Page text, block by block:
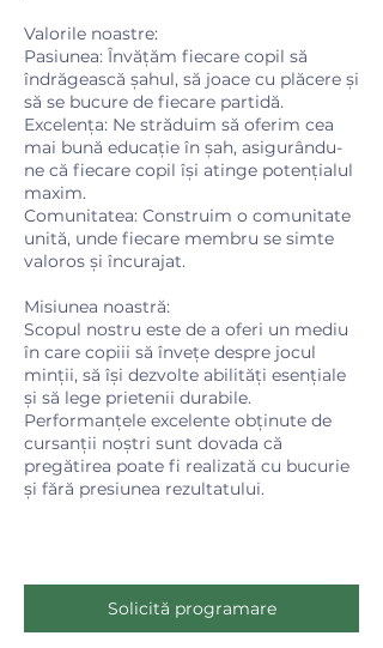
Valorile noastre:
Pasiunea: Învățăm fiecare copil să
îndrăgească șahul, să joace cu plăcere și
să se bucure de fiecare partidă.
Excelența: Ne străduim să oferim cea
mai bună educație în șah, asigurându-
ne că fiecare copil își atinge potențialul
maxim.
Comunitatea: Construim o comunitate
unită, unde fiecare membru se simte
valoros și încurajat.
Misiunea noastră:
Scopul nostru este de a oferi un mediu
în care copiii să învețe despre jocul
minții, să își dezvolte abilități esențiale
și să lege prietenii durabile.
Performanțele excelente obținute de
cursanții noștri sunt dovada că
pregătirea poate fi realizată cu bucurie
și fără presiunea rezultatului.
Solicită programare